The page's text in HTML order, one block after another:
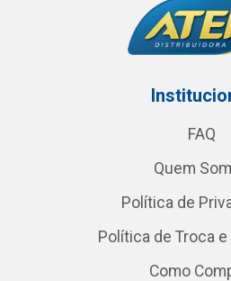
FAQ
Quem
Política de
Política de Troca
Como